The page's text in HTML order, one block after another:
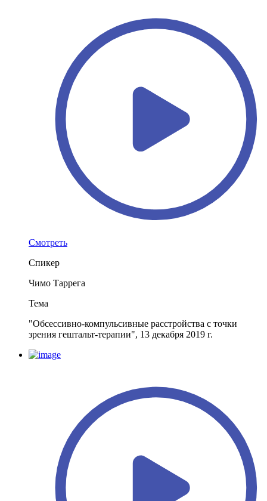
Смотреть
Спикер
Чимо Таррега
Тема
"Обсессивно-компульсивные расстройства с точки
зрения гештальт-терапии", 13 декабря 2019 г.